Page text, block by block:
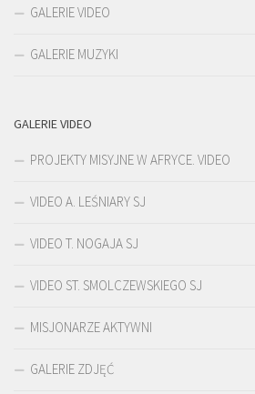
GALERIE VIDEO
GALERIE MUZYKI
GALERIE VIDEO
PROJEKTY MISYJNE W AFRYCE. VIDEO
VIDEO A. LEŚNIARY SJ
VIDEO T. NOGAJA SJ
VIDEO ST. SMOLCZEWSKIEGO SJ
MISJONARZE AKTYWNI
GALERIE ZDJĘĆ